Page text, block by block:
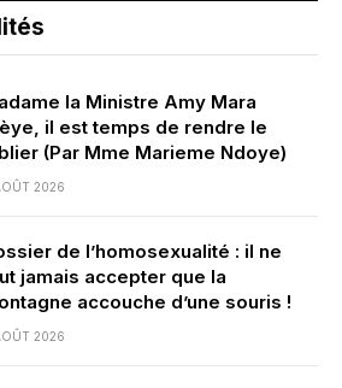
la Ministre Amy Mara
il est temps de rendre le
(Par Mme Marieme Ndoye)
2026
de l’homosexualité : il ne
jamais accepter que la
accouche d’une souris !
2026